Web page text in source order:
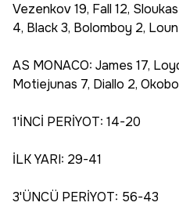
Vezenkov 19, Fall 12,
4, Black 3, Bolomboy 2,
AS MONACO: James 17,
Motiejunas 7, Diallo 2,
1'İNCİ PERİYOT: 14-20
İLK YARI: 29-41
3'ÜNCÜ PERİYOT: 56-43